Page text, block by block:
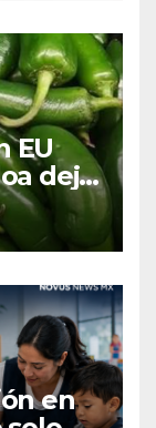
EU
deja
en